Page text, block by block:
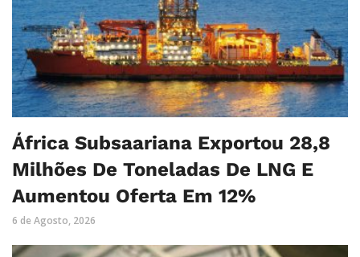
África Subsaariana Exportou 28,8
Milhões De Toneladas De LNG E
Aumentou Oferta Em 12%
6 de Agosto, 2026